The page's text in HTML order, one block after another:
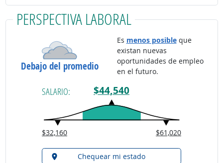
PERSPECTIVA LABORAL
Debajo del promedio
Es menos posibleque
existan nuevas
oportunidades de empleo
en el futuro.
SALARIO: $44,540
$32,160 $61,020
Chequear mi estado